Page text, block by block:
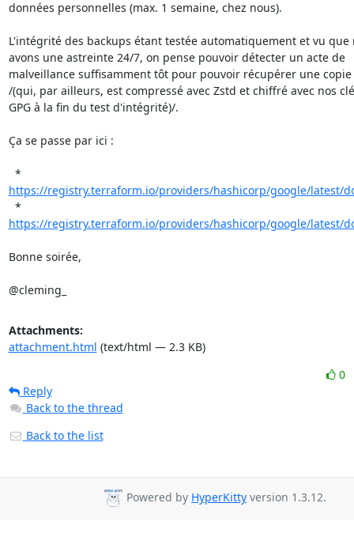
données personnelles (max. 1 semaine, chez nous).
L'intégrité des backups étant testée automatiquement et vu que
avons une astreinte 24/7, on pense pouvoir détecter un acte de
malveillance suffisamment tôt pour pouvoir récupérer une
/(qui, par ailleurs, est compressé avec Zstd et chiffré avec nos
GPG à la fin du test d'intégrité)/.
Ça se passe par ici :
https://registry.terraform.io/providers/hashicorp/google/latest/
https://registry.terraform.io/providers/hashicorp/google/latest/
Bonne soirée,
@cleming_
Attachments:
attachment.html (text/html — 2.3 KB)
0
Reply
Back to the thread
Back to the list
Powered by HyperKitty version 1.3.12.